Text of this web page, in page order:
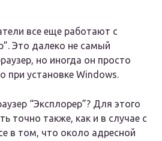
все еще работают с
Это далеко не самый
но иногда он просто
при установке Windows.
“Эксплорер”? Для этого
точно также, как и в случае с
в том, что около адресной